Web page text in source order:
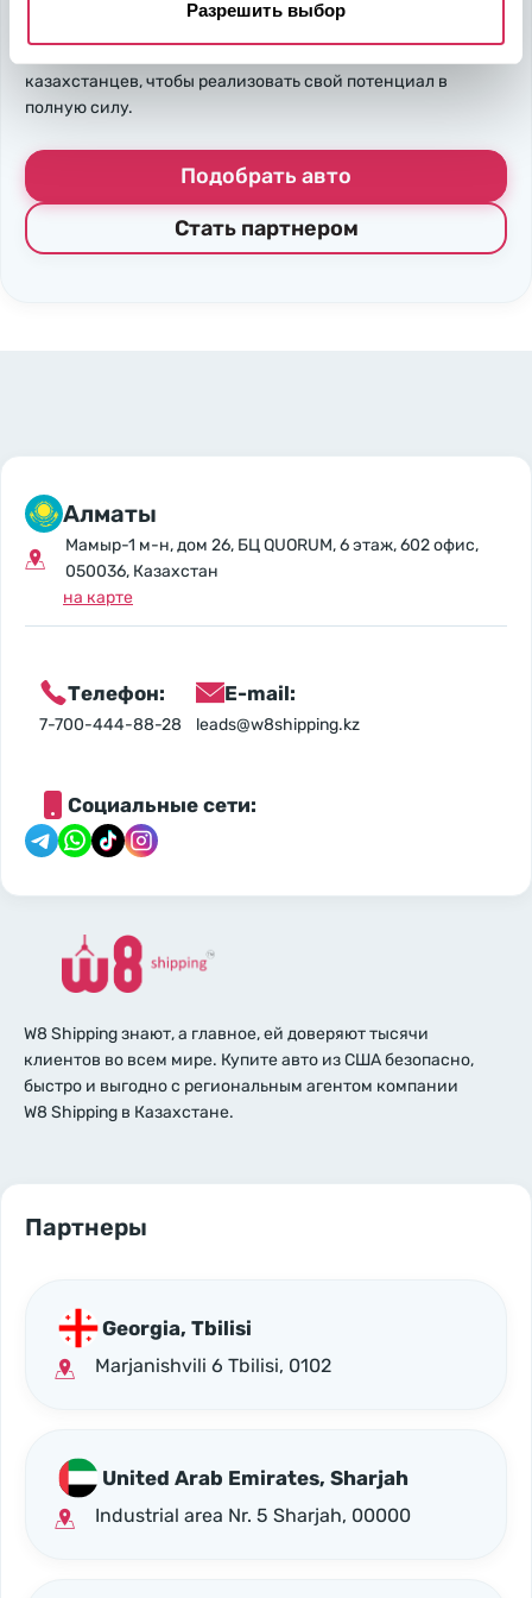
Разрешить выбор
казахстанцев, чтобы реализовать свой потенциал в
полную силу.
Подобрать авто
Стать партнером
Алматы
Мамыр-1 м-н, дом 26, БЦ QUORUM, 6 этаж, 602 офис,
050036, Казахстан
на карте
Телефон:
7-700-444-88-28
E-mail:
leads@w8shipping.kz
Социальные сети:
W8 Shipping знают, а главное, ей доверяют тысячи
клиентов во всем мире. Купите авто из США безопасно,
быстро и выгодно с региональным агентом компании
W8 Shipping в Казахстане.
Партнеры
Georgia, Tbilisi
Marjanishvili 6 Tbilisi, 0102
United Arab Emirates, Sharjah
Industrial area Nr. 5 Sharjah, 00000